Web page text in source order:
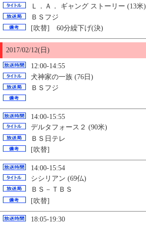
Ｌ．Ａ． ギャング ストーリー (13米)
ＢＳフジ
[吹替] 60分繰下げ(決)
2017/02/12(日)
12:00-14:55
犬神家の一族 (76日)
ＢＳフジ
14:00-15:55
デルタフォース２ (90米)
ＢＳ日テレ
[吹替]
14:00-15:54
シシリアン (69仏)
ＢＳ－ＴＢＳ
[吹替]
18:05-19:30